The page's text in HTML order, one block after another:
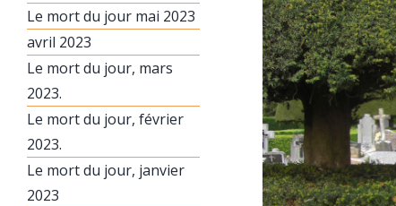
Le mort du jour mai 2023
avril 2023
Le mort du jour, mars
2023.
Le mort du jour, février
2023.
Le mort du jour, janvier
2023